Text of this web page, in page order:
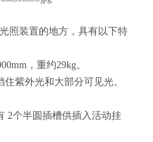
照装置的地方，具有以下特
，重约29kg。
紫外光和大部分可见光。
2个半圆插槽供插入活动挂